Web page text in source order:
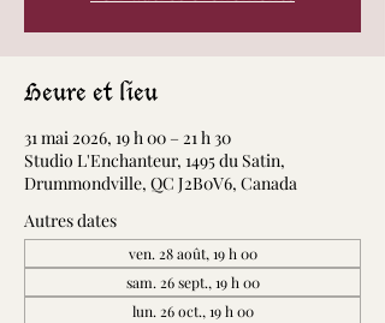
Heure et lieu
31 mai 2026, 19 h 00 – 21 h 30
Studio L'Enchanteur, 1495 du Satin,
Drummondville, QC J2B0V6, Canada
Autres dates
ven. 28 août, 19 h 00
sam. 26 sept., 19 h 00
lun. 26 oct., 19 h 00